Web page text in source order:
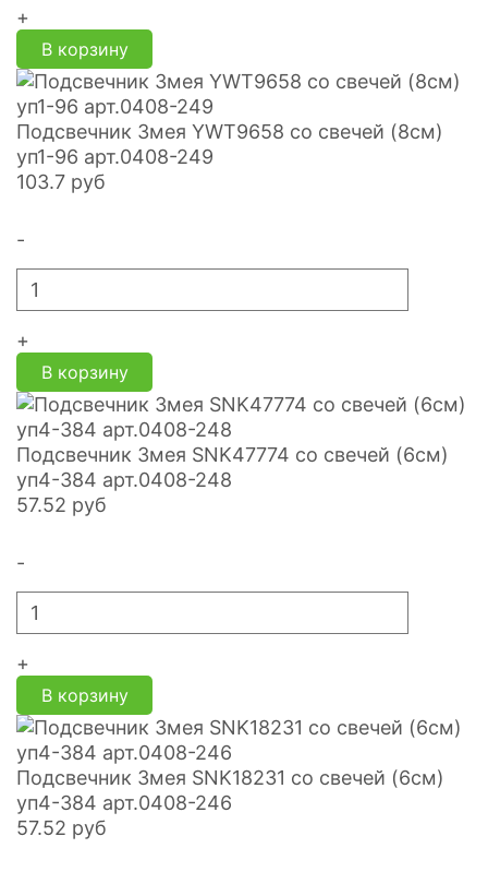
+
В корзину
Подсвечник Змея YWT9658 со свечей (8см)
уп1-96 арт.0408-249
103.7 руб
-
+
В корзину
Подсвечник Змея SNK47774 со свечей (6см)
уп4-384 арт.0408-248
57.52 руб
-
+
В корзину
Подсвечник Змея SNK18231 со свечей (6см)
уп4-384 арт.0408-246
57.52 руб